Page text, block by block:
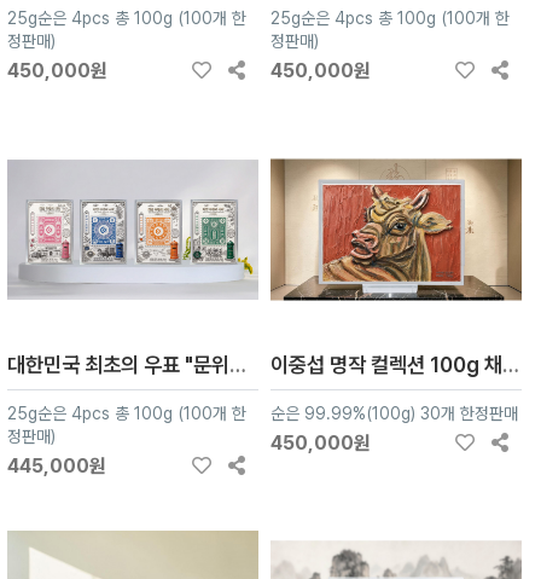
25g순은 4pcs 총 100g (100개 한
정판매)
450,000원
25g순은 4pcs 총 100g (100개 한
정판매)
450,000원
대한민국 최초의 우표 "문위우표" 컬렉션
25g순은 4pcs 총 100g (100개 한
정판매)
445,000원
이중섭 명작 컬렉션 100g 채색실버
순은 99.99%(100g) 30개 한정판매
450,000원